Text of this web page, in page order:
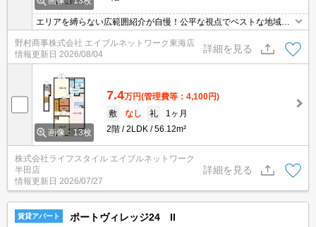
エリアを縛らない広範囲紹介が自慢！公平な視点でベストな地域を
ご提案します。現地集合・オンライン対応！
野村商事株式会社 エイブルネットワーク東海店
情報更新日 2026/08/04
詳細を見る
画像：13枚
7.4万円(管理費等：4,100円)
敷
なし 礼
1ヶ月
2階
2LDK 56.12m²
株式会社ライフスタイル エイブルネットワーク
半田店
情報更新日 2026/07/27
詳細を見る
賃貸アパート ポートヴィレッジ24 II